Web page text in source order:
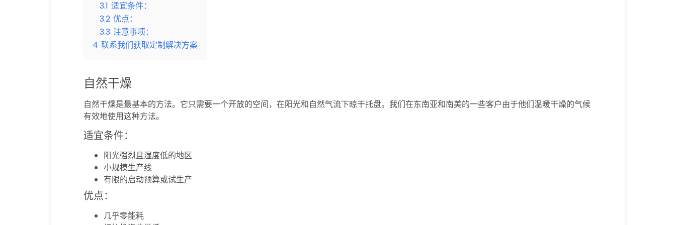
3.1 适宜条件：
3.2 优点：
3.3 注意事项：
4 联系我们获取定制解决方案
自然干燥
自然干燥是最基本的方法。它只需要一个开放的空间，在阳光和自然气流下晾干托盘。我们在东南亚和南美的一些客户由于他们温暖干燥的气候
有效地使用这种方法。
适宜条件：
阳光强烈且湿度低的地区
小规模生产线
有限的启动预算或试生产
优点：
几乎零能耗